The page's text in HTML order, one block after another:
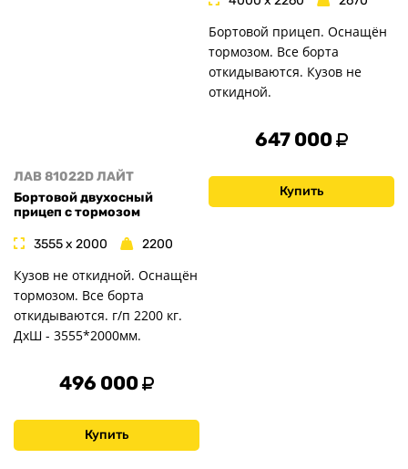
ЛАВ 81022D ЛАЙТ
Бортовой двухосный
прицеп с тормозом
3555 x 2000 2200
Кузов не откидной. Оснащён
тормозом. Все борта
откидываются. г/п 2200 кг.
ДxШ - 3555*2000мм.
496 000
Купить
Бортовой прицеп. Оснащён
тормозом. Все борта
откидываются. Кузов не
откидной.
647 000
Купить